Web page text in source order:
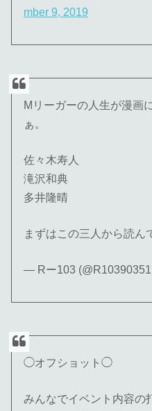
mber 9, 2019
Mリーガーの人生が漫画
ぁ。
佐々木寿人
滝沢和典
多井隆晴
まずはこの三人から読ん
— Rー103
◯オフショット◯
みんなでイベント内容の